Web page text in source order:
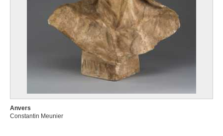
Anvers
Constantin Meunier